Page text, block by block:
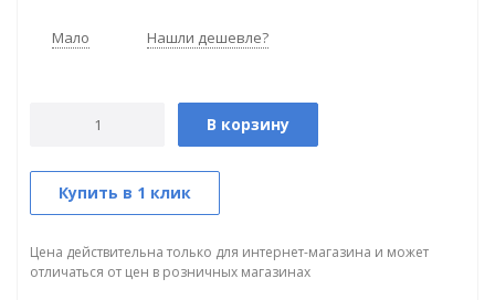
Мало Нашли дешевле?
В корзину
Купить в 1 клик
Цена действительна только для интернет-магазина и может
отличаться от цен в розничных магазинах